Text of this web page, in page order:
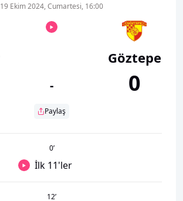
19 Ekim 2024, Cumartesi, 16:00
-
Paylaş
Göztepe
0
0’
İlk 11'ler
12’